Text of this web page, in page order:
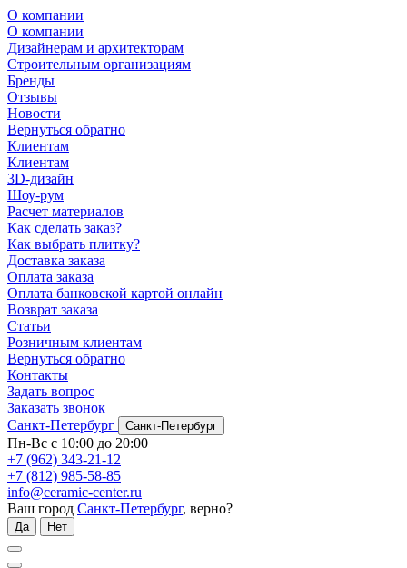
О компании
О компании
Дизайнерам и архитекторам
Строительным организациям
Бренды
Отзывы
Новости
Вернуться обратно
Клиентам
Клиентам
3D-дизайн
Шоу-рум
Расчет материалов
Как сделать заказ?
Как выбрать плитку?
Доставка заказа
Оплата заказа
Оплата банковской картой онлайн
Возврат заказа
Статьи
Розничным клиентам
Вернуться обратно
Контакты
Задать вопрос
Заказать звонок
Санкт-Петербург
Санкт-Петербург
Пн-Вс с 10:00 до 20:00
+7 (962) 343-21-12
+7 (812) 985-58-85
info@ceramic-center.ru
Ваш город Санкт-Петербург, верно?
Да Нет